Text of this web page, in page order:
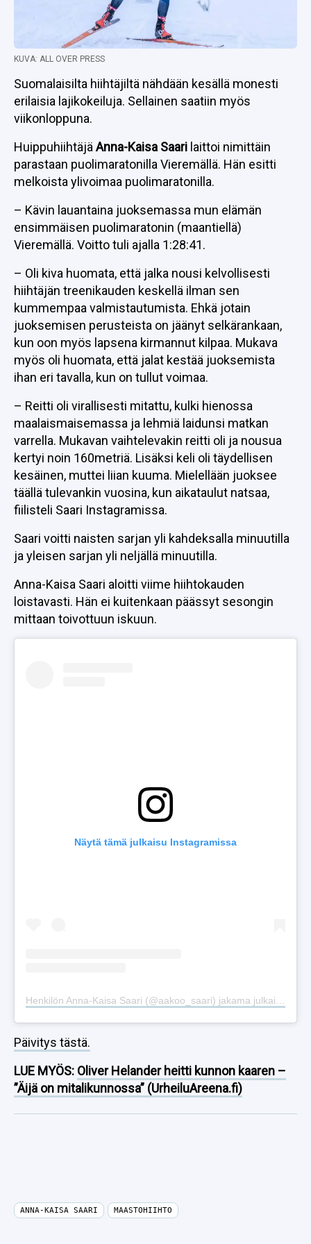
KUVA: ALL OVER PRESS
Suomalaisilta hiihtäjiltä nähdään kesällä monesti
erilaisia lajikokeiluja. Sellainen saatiin myös
viikonloppuna.
Huippuhiihtäjä Anna-Kaisa Saari laittoi nimittäin
parastaan puolimaratonilla Vieremällä. Hän esitti
melkoista ylivoimaa puolimaratonilla.
– Kävin lauantaina juoksemassa mun elämän
ensimmäisen puolimaratonin (maantiellä)
Vieremällä. Voitto tuli ajalla 1:28:41.
– Oli kiva huomata, että jalka nousi kelvollisesti
hiihtäjän treenikauden keskellä ilman sen
kummempaa valmistautumista. Ehkä jotain
juoksemisen perusteista on jäänyt selkärankaan,
kun oon myös lapsena kirmannut kilpaa. Mukava
myös oli huomata, että jalat kestää juoksemista
ihan eri tavalla, kun on tullut voimaa.
– Reitti oli virallisesti mitattu, kulki hienossa
maalaismaisemassa ja lehmiä laidunsi matkan
varrella. Mukavan vaihtelevakin reitti oli ja nousua
kertyi noin 160metriä. Lisäksi keli oli täydellisen
kesäinen, muttei liian kuuma. Mielellään juoksee
täällä tulevankin vuosina, kun aikataulut natsaa,
fiilisteli Saari Instagramissa.
Saari voitti naisten sarjan yli kahdeksalla minuutilla
ja yleisen sarjan yli neljällä minuutilla.
Anna-Kaisa Saari aloitti viime hiihtokauden
loistavasti. Hän ei kuitenkaan päässyt sesongin
mittaan toivottuun iskuun.
Näytä tämä julkaisu Instagramissa
Päivitys tästä.
LUE MYÖS: Oliver Helander heitti kunnon kaaren –
”Äijä on mitalikunnossa” (UrheiluAreena.fi)
ANNA-KAISA SAARI MAASTOHIIHTO